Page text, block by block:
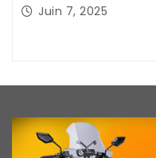
Juin 7, 2025